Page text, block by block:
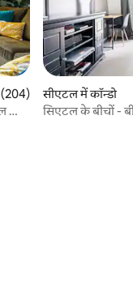
5 में से 4.88, 204 समीक्षाएँ
का
सीएटल में कॉन्डो
सिएटल के बीचों -